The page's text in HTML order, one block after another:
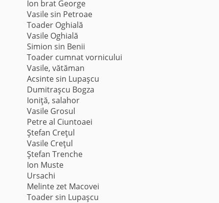
Ion brat George
Vasile sin Petroae
Toader Oghială
Vasile Oghială
Simion sin Benii
Toader cumnat vornicului
Vasile, vătăman
Acsinte sin Lupaşcu
Dumitraşcu Bogza
Ioniţă, salahor
Vasile Grosul
Petre al Ciuntoaei
Ştefan Creţul
Vasile Creţul
Ştefan Trenche
Ion Muste
Ursachi
Melinte zet Macovei
Toader sin Lupaşcu